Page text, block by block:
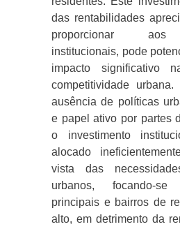
das rentabilidades
proporcionar aos
institucionais, pode
impacto significativo
competitividade
ausência de políticas
e papel ativo por partes
o investimento
alocado
vista das
urbanos, focando-
principais e bairros de
alto, em detrimento da